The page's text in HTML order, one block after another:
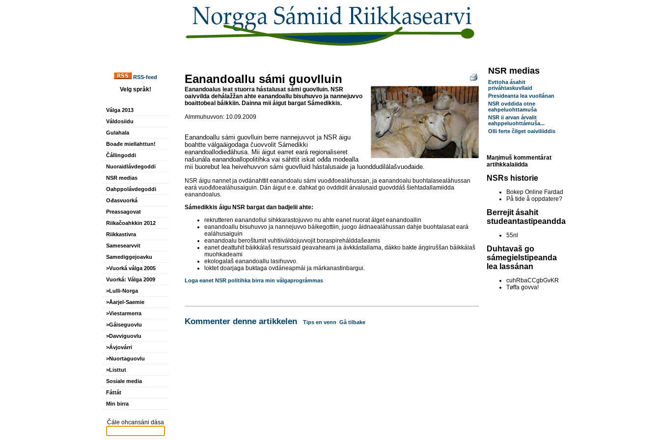
RSS-feed
Velg språk!
Válga 2013
Váldosiidu
Gulahala
Boađe miellahttun!
Čállingoddi
Nuoraidlávdegoddi
NSR medias
Oahppolávdegoddi
Ođasvuorká
Preassagovat
Riikačoahkkin 2012
Riikkastivra
Samesearvvit
Samediggejoavku
>Vuorká válga 2005
Vuorká: Válga 2009
>Lulli-Norga
>Åarjel-Saemie
>Viestarmerra
>Gáiseguovlu
>Davviguovlu
>Ávjovárri
>Nuortaguovlu
>Listtut
Sosiale media
Fáttát
Min birra
Čále ohcansáni dása
Eanandoallu sámi guovlluin
Eanandoalus leat stuorra hástalusat sámi guovlluin. NSR
oaivvilda dehálažžan ahte eanandoallu bisuhuvvo ja nannejuvvo
boaittobeal báikkiin. Dainna mii áigut bargat Sámedikkis.
Almmuhuvvon: 10.09.2009
Eanandoallu sámi guovlluin berre nannejuvvot ja NSR áigu
boahtte válgaáigodaga čuovvolit Sámedikki
eanandoallodieđáhusa. Mii áigut earret eará regionaliseret
našunála eanandoallopolitihka vai sáhttit iskat ođđa modealla
mii buorebut lea heivehuvvon sámi guovlluid hástalusaide ja luonddudilálašvuođaide.
NSR áigu nannet ja ovdánahttit eanandoalu sámi vuođđoealáhussan, ja eanandoalu buohtalasealáhussan
eará vuođđoealáhusaiguin. Dán áigut e.e. dahkat go ovddidit árvalusaid guovddáš šiehtadallamiidda
eanandoalus.
Sámedikkis áigu NSR bargat dan badjelii ahte:
rekrutteren eanandollui sihkkarastojuvvo nu ahte eanet nuorat álget eanandoallin
eanandoallu bisuhuvvo ja nannejuvvo báikegottiin, juogo áidnaealáhussan dahje buohtalasat eará
ealáhusaiguin
eanandoalu beroštumit vuhtiiváldojuvvojit boraspirehálddašeamis
eanet deattuhit báikkálaš resurssaid geavaheami ja ávkkástallama, dákko bakte áŋgiruššan báikkálaš
muohkadeami
ekologalaš eanandoallu lasihuvvo.
loktet doarjaga buktaga ovdáneapmái ja márkanastinbargui.
Loga eanet NSR politihka birra min válgaprográmmas
Kommenter denne artikkelen Tips en venn Gå tilbake
NSR medias
Evttoha ásahit
priváhtaskuvllaid
Presideanta lea vuollánan
NSR ovddida otne
eahpeluohttamuša
NSR ii arvan árvalit
eahppeluohttámuša...
Olli ferte čilget oaiviliiddis
Maŋimuš kommentárat
artihkkalaiidda
NSRs historie
Bokep Online Fardad
På tide å oppdatere?
Berrejit ásahit
studeantastipeandda
55nl
Duhtavaš go
sámegielstipeanda
lea lassánan
cuhRbaCCgbGvKR
Tøffa govva!